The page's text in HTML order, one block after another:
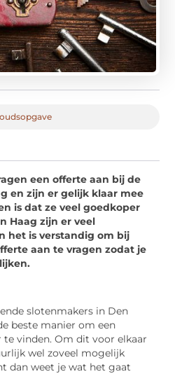
een offerte aan bij de
en zijn er gelijk klaar mee
is dat ze veel goedkoper
Haag zijn er veel
het is verstandig om bij
aan te vragen zodat je
slotenmakers in Den
beste manier om een
vinden. Om dit voor elkaar
wel zoveel mogelijk
dan weet je wat het gaat